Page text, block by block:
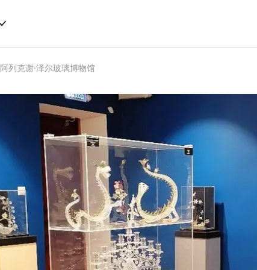
阿列克谢·泽尔玻璃博物馆